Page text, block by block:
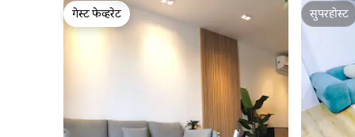
गेस्ट फेव्हरेट
गेस्ट फेव्हरेट
सुपरहोस्ट
सुपरहोस्ट